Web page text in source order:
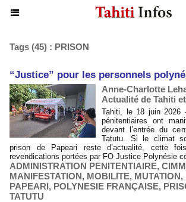
Tags (45) : PRISON
“Justice” pour les personnels
Anne-Charlotte
Actualité de Tahiti
Tahiti, le 18 juin 2026
pénitentiaires ont
devant l’entrée du
Tatutu. Si le climat
prison de Papeari reste d’actualité, cette
revendications portées par FO Justice Polynésie
ADMINISTRATION PENITENTIAIRE, CIMM
MANIFESTATION, MOBILITE, MUTATION,
PAPEARI, POLYNESIE FRANÇAISE,
TATUTU